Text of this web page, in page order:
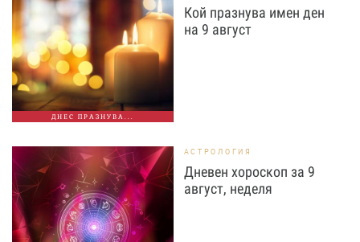
ДНЕС ПРАЗНУВА...
Кой празнува имен ден
на 9 август
АСТРОЛОГИЯ
Дневен хороскоп за 9
август, неделя